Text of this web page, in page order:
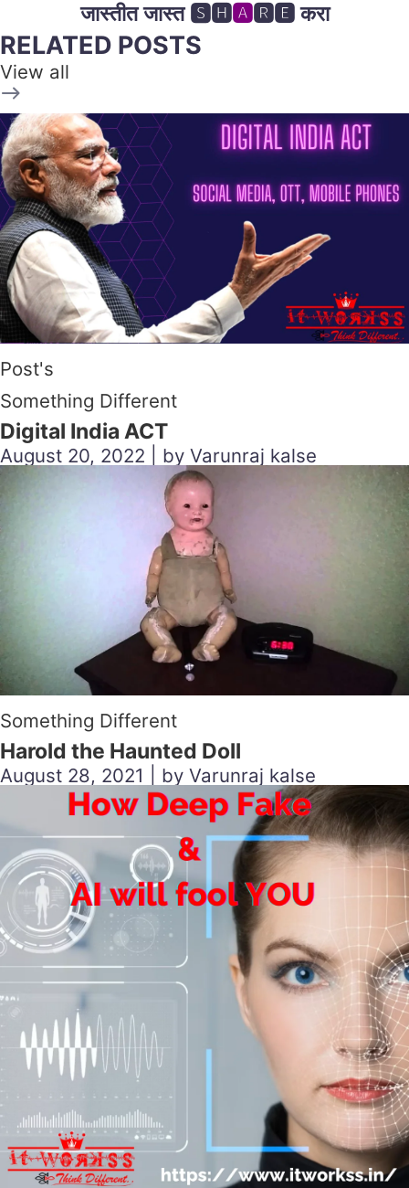
जास्तीत जास्त 🆂🅷🅰🆁🅴 करा
RELATED POSTS
View all
Post's
Something Different
Digital India ACT
August 20, 2022 | by Varunraj kalse
Something Different
Harold the Haunted Doll
August 28, 2021 | by Varunraj kalse